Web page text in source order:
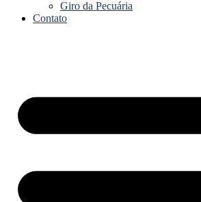
Giro da Pecuária
Contato